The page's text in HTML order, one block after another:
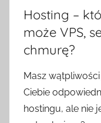
Hosting –
może VPS,
chmurę?
Masz
Ciebie
hostingu, ale nie